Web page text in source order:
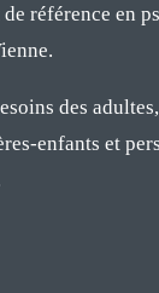
référence en
des
enfants et